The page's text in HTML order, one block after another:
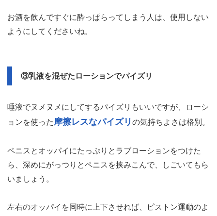
お酒を飲んですぐに酔っぱらってしまう人は、使用しない
ようにしてくださいね。
③乳液を混ぜたローションでパイズリ
唾液でヌメヌメにしてするパイズリもいいですが、ローシ
ョンを使った 摩擦レスなパイズリ の気持ちよさは格別。
ペニスとオッパイにたっぷりとラブローションをつけた
ら、深めにがっつりとペニスを挟みこんで、しごいてもら
いましょう。
左右のオッパイを同時に上下させれば、ピストン運動のよ